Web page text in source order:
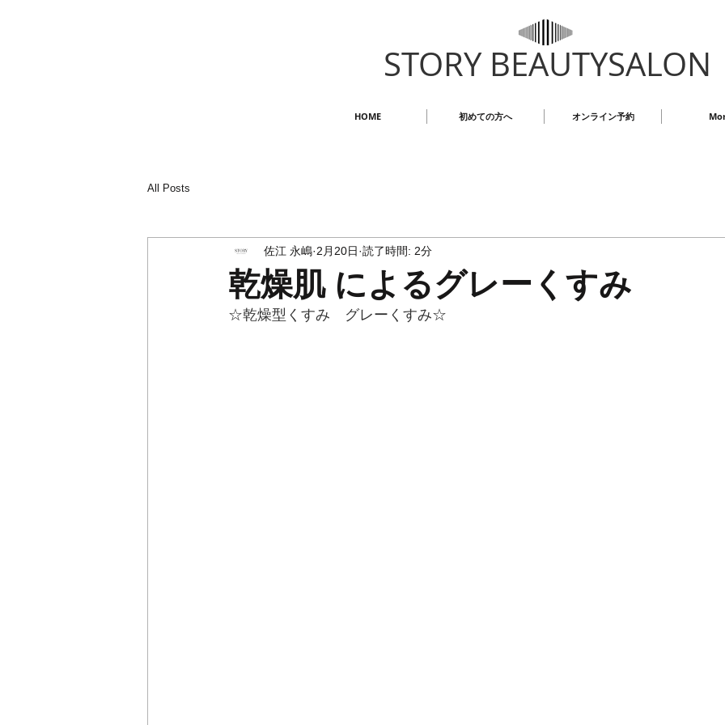
STORY BEAUTYSALON
HOME 初めての方へ オンライン予約
All Posts
乾燥肌 によるグレーくすみ
佐江 永嶋 2月20日 読了時間: 2分
☆乾燥型くすみ　グレーくすみ☆